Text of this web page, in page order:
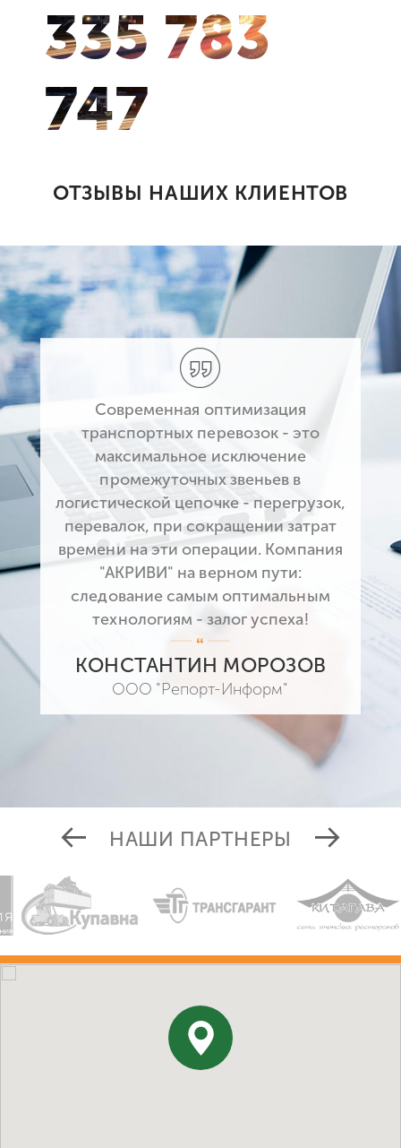
335 783
748
ОТЗЫВЫ НАШИХ КЛИЕНТОВ
Современная оптимизация
транспортных перевозок - это
максимальное исключение
промежуточных звеньев в
логистической цепочке - перегрузок,
перевалок, при сокращении затрат
времени на эти операции. Компания
"АКРИВИ" на верном пути:
следование самым оптимальным
технологиям - залог успеха!
КОНСТАНТИН МОРОЗОВ
ООО "Репорт-Информ"
НАШИ ПАРТНЕРЫ